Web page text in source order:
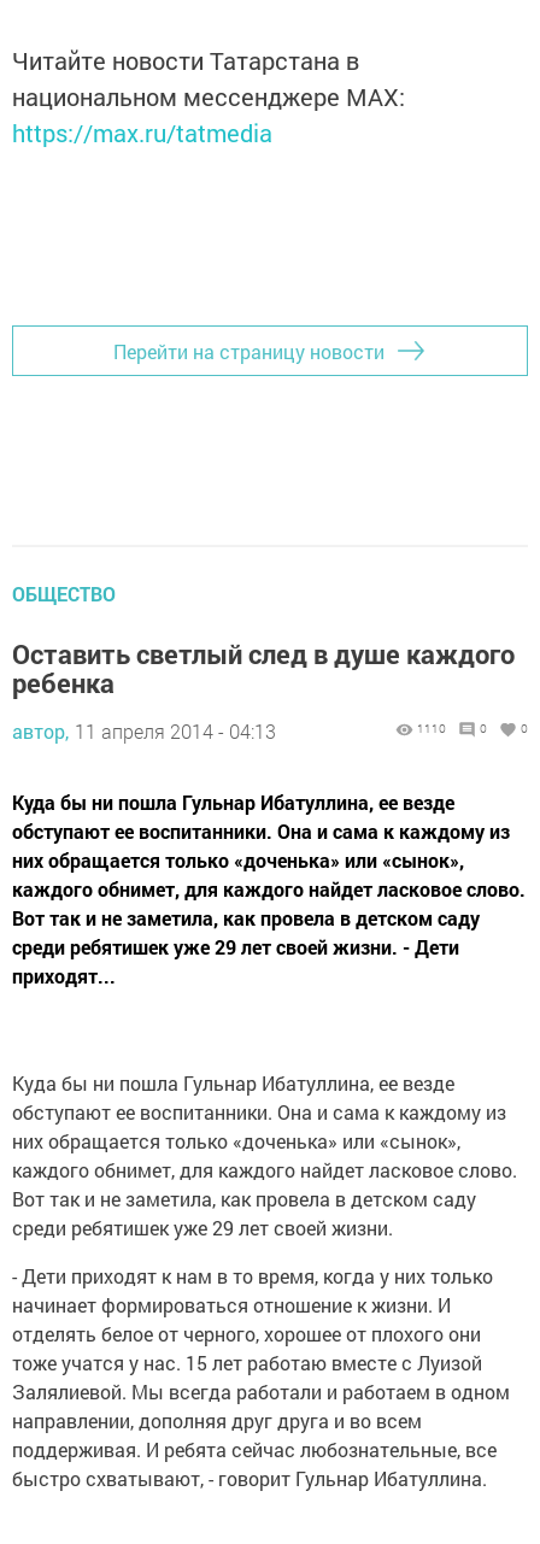
Читайте новости Татарстана в
национальном мессенджере MАХ:
https://max.ru/tatmedia
Перейти на страницу новости
ОБЩЕСТВО
Оставить светлый след в душе каждого
ребенка
автор, 11 апреля 2014 - 04:13 1110 0 0
Куда бы ни пошла Гульнар Ибатуллина, ее везде
обступают ее воспитанники. Она и сама к каждому из
них обращается только «доченька» или «сынок»,
каждого обнимет, для каждого найдет ласковое слово.
Вот так и не заметила, как провела в детском саду
среди ребятишек уже 29 лет своей жизни. - Дети
приходят...
Куда бы ни пошла Гульнар Ибатуллина, ее везде
обступают ее воспитанники. Она и сама к каждому из
них обращается только «доченька» или «сынок»,
каждого обнимет, для каждого найдет ласковое слово.
Вот так и не заметила, как провела в детском саду
среди ребятишек уже 29 лет своей жизни.
- Дети приходят к нам в то время, когда у них только
начинает формироваться отношение к жизни. И
отделять белое от черного, хорошее от плохого они
тоже учатся у нас. 15 лет работаю вместе с Луизой
Залялиевой. Мы всегда работали и работаем в одном
направлении, дополняя друг друга и во всем
поддерживая. И ребята сейчас любознательные, все
быстро схватывают, - говорит Гульнар Ибатуллина.